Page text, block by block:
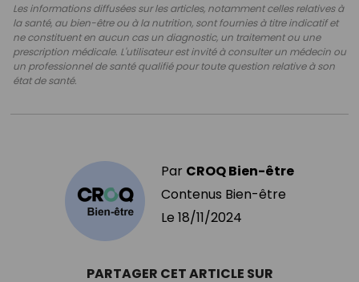
Les informations diffusées sur les articles, notamment celles relatives à
la santé, au bien-être ou à la nutrition, sont fournies à titre indicatif et
ne constituent en aucun cas un diagnostic, un traitement ou une
prescription médicale. L'utilisateur est invité à consulter un médecin ou
un professionnel de santé qualifié pour toute question relative à son
état de santé.
Par CROQ Bien-être
Contenus Bien-être
Le 18/11/2024
PARTAGER CET ARTICLE SUR